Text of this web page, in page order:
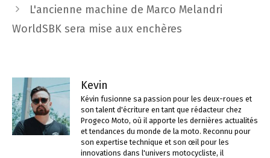
L'ancienne machine de Marco Melandri
WorldSBK sera mise aux enchères
Kevin
Kévin fusionne sa passion pour les deux-roues et
son talent d'écriture en tant que rédacteur chez
Progeco Moto, où il apporte les dernières actualités
et tendances du monde de la moto. Reconnu pour
son expertise technique et son œil pour les
innovations dans l'univers motocycliste, il